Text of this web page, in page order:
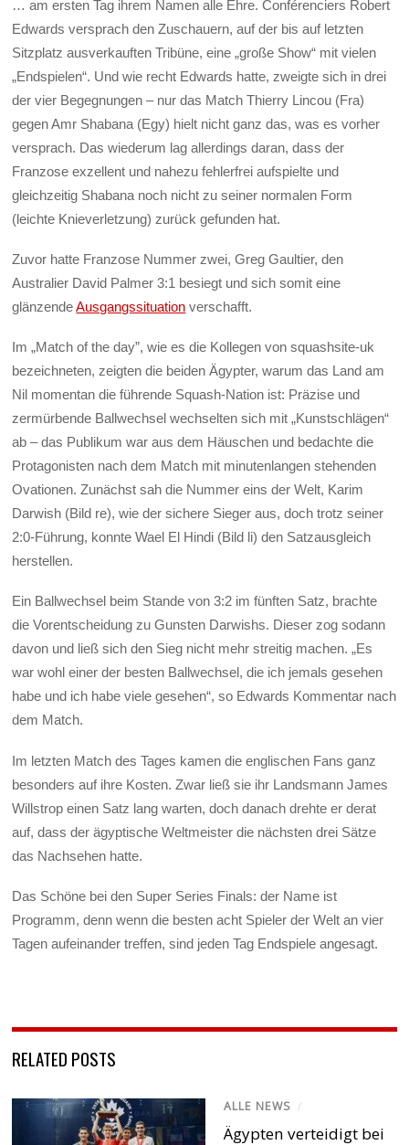
… am ersten Tag ihrem Namen alle Ehre. Conférenciers Robert
Edwards versprach den Zuschauern, auf der bis auf letzten
Sitzplatz ausverkauften Tribüne, eine „große Show“ mit vielen
„Endspielen“. Und wie recht Edwards hatte, zweigte sich in drei
der vier Begegnungen – nur das Match Thierry Lincou (Fra)
gegen Amr Shabana (Egy) hielt nicht ganz das, was es vorher
versprach. Das wiederum lag allerdings daran, dass der
Franzose exzellent und nahezu fehlerfrei aufspielte und
gleichzeitig Shabana noch nicht zu seiner normalen Form
(leichte Knieverletzung) zurück gefunden hat.
Zuvor hatte Franzose Nummer zwei, Greg Gaultier, den
Australier David Palmer 3:1 besiegt und sich somit eine
glänzendeAusgangssituation verschafft.
Im „Match of the day”, wie es die Kollegen von squashsite-uk
bezeichneten, zeigten die beiden Ägypter, warum das Land am
Nil momentan die führende Squash-Nation ist: Präzise und
zermürbende Ballwechsel wechselten sich mit „Kunstschlägen“
ab – das Publikum war aus dem Häuschen und bedachte die
Protagonisten nach dem Match mit minutenlangen stehenden
Ovationen. Zunächst sah die Nummer eins der Welt, Karim
Darwish (Bild re), wie der sichere Sieger aus, doch trotz seiner
2:0-Führung, konnte Wael El Hindi (Bild li) den Satzausgleich
herstellen.
Ein Ballwechsel beim Stande von 3:2 im fünften Satz, brachte
die Vorentscheidung zu Gunsten Darwishs. Dieser zog sodann
davon und ließ sich den Sieg nicht mehr streitig machen. „Es
war wohl einer der besten Ballwechsel, die ich jemals gesehen
habe und ich habe viele gesehen“, so Edwards Kommentar nach
dem Match.
Im letzten Match des Tages kamen die englischen Fans ganz
besonders auf ihre Kosten. Zwar ließ sie ihr Landsmann James
Willstrop einen Satz lang warten, doch danach drehte er derat
auf, dass der ägyptische Weltmeister die nächsten drei Sätze
das Nachsehen hatte.
Das Schöne bei den Super Series Finals: der Name ist
Programm, denn wenn die besten acht Spieler der Welt an vier
Tagen aufeinander treffen, sind jeden Tag Endspiele angesagt.
RELATED POSTS
ALLE NEWS /
Ägypten verteidigt bei